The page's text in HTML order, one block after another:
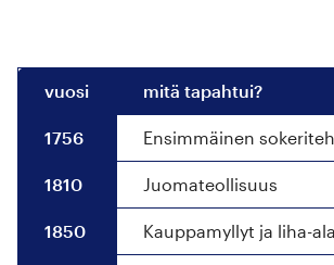
vuosi mitä tapahtui?
1756 Ensimmäinen
1810 Juomateollisuus
1850 Kauppamyllyt ja liha-